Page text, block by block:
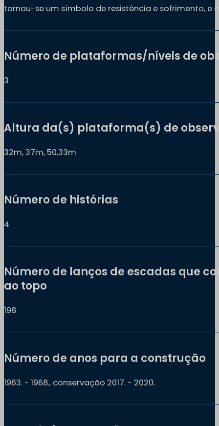
tornou-se um símbolo de resistência e sofrimento,
Número de plataformas/níveis de
3
Altura da(s) plataforma(s) de
32m, 37m, 50,33m
Número de histórias
4
Número de lanços de escadas que
ao topo
198
Número de anos para a construção
1963. - 1968., conservação 2017. - 2020.